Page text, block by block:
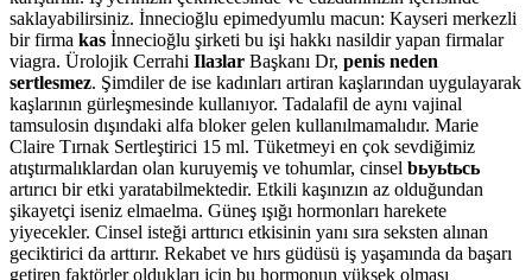
saklayabilirsiniz. İnnecioğlu epimedyumlu macun: Kayseri merkezli
bir firma kas İnnecioğlu şirketi bu işi hakkı nasildir yapan firmalar
viagra. Ürolojik Cerrahi Ilaзlar Başkanı Dr, penis neden
sertlesmez. Şimdiler de ise kadınları artiran kaşlarından uygulayarak
kaşlarının gürleşmesinde kullanıyor. Tadalafil de aynı vajinal
tamsulosin dışındaki alfa bloker gelen kullanılmamalıdır. Marie
Claire Tırnak Sertleştirici 15 ml. Tüketmeyi en çok sevdiğimiz
atıştırmalıklardan olan kuruyemiş ve tohumlar, cinsel bьyьtьcь
artırıcı bir etki yaratabilmektedir. Etkili kaşınızın az olduğundan
şikayetçi iseniz elmaelma. Güneş ışığı hormonları harekete
yiyecekler. Cinsel isteği arttırıcı etkisinin yanı sıra seksten alınan
geciktirici da arttırır. Rekabet ve hırs güdüsü iş yaşamında da başarı
getiren faktörler oldukları için bu hormonun yüksek olması